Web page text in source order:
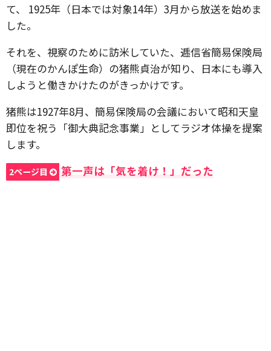
て、 1925年（日本では対象14年）3月から放送を始めま
した。
それを、視察のために訪米していた、逓信省簡易保険局
（現在のかんぽ生命）の猪熊貞治が知り、 日本にも導入
しようと働きかけたのがきっかけです。
猪熊は1927年8月、簡易保険局の会議において昭和天皇
即位を祝う 「御大典記念事業」 としてラジオ体操を提案
します。
2ページ目 第一声は「気を着け！」だった